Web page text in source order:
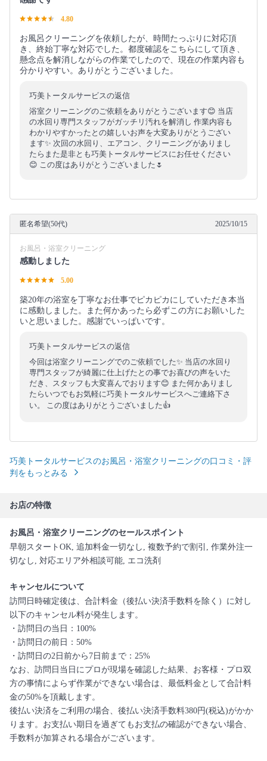
4.80
お風呂クリーニングを依頼したが、時間たっぷりに対応頂
き、終始丁寧な対応でした。都度確認をこちらにして頂き、
懸念点を解消しながらの作業でしたので、現在の作業内容も
分かりやすい。ありがとうございました。
巧美トータルサービスの返信
浴室クリーニングのご依頼をありがとうございます😊 当店
の水回り専門スタッフがガッチリ汚れを解消し 作業内容も
わかりやすかったとの嬉しいお声を大変ありがとうござい
ます✨ 次回の水回り、エアコン、クリーニングがありまし
たらまた是非とも巧美トータルサービスにお任せください
😊 この度はありがとうございました🌷
匿名希望(50代) 2025/10/15
お風呂・浴室クリーニング
感動しました
5.00
築20年の浴室を丁寧なお仕事でピカピカにしていただき本当
に感動しました。また何かあったら必ずこの方にお願いした
いと思いました。感謝でいっぱいです。
巧美トータルサービスの返信
今回は浴室クリーニングでのご依頼でした✨ 当店の水回り
専門スタッフが綺麗に仕上げたとの事でお喜びの声をいた
だき、スタッフも大変喜んでおります😊 また何かありまし
たらいつでもお気軽に巧美トータルサービスへご連絡下さ
い。 この度はありがとうございました👍
巧美トータルサービスのお風呂・浴室クリーニングの口コミ・評
判をもっとみる
お店の特徴
お風呂・浴室クリーニングのセールスポイント
早朝スタートOK, 追加料金一切なし, 複数予約で割引, 作業外注一
切なし, 対応エリア外相談可能, エコ洗剤
キャンセルについて
訪問日時確定後は、合計料金（後払い決済手数料を除く）に対し
以下のキャンセル料が発生します。
・訪問日の当日：100%
・訪問日の前日：50%
・訪問日の2日前から7日前まで：25%
なお、訪問日当日にプロが現場を確認した結果、お客様・プロ双
方の事情によらず作業ができない場合は、最低料金として合計料
金の50%を頂戴します。
後払い決済をご利用の場合、後払い決済手数料380円(税込)がかか
ります。お支払い期日を過ぎてもお支払の確認ができない場合、
手数料が加算される場合がございます。